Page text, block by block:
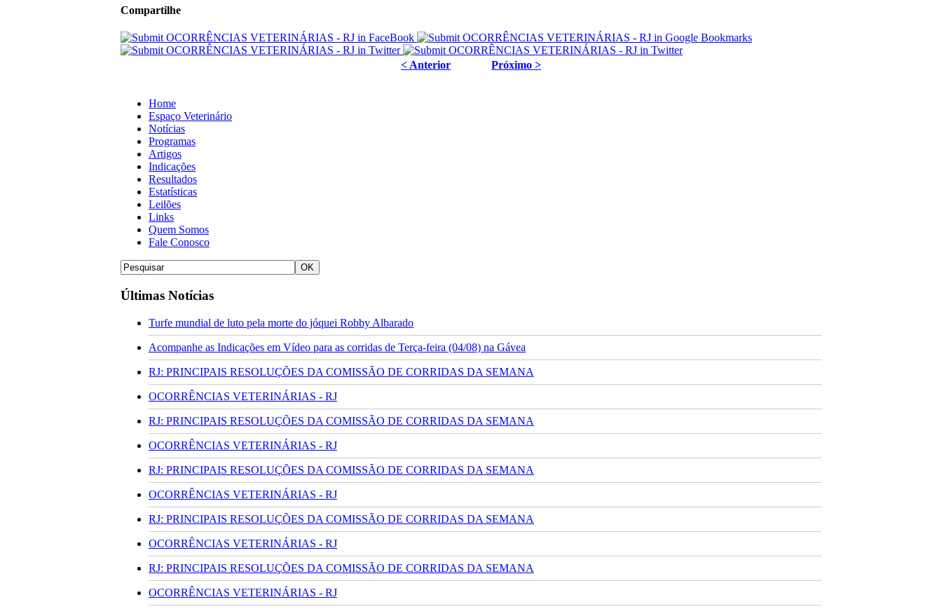
Compartilhe
< Anterior Próximo >
Home
Espaço Veterinário
Notícias
Programas
Artigos
Indicações
Resultados
Estatísticas
Leilões
Links
Quem Somos
Fale Conosco
Últimas Notícias
Turfe mundial de luto pela morte do jóquei Robby Albarado
Acompanhe as Indicações em Vídeo para as corridas de Terça-feira (04/08) na Gávea
RJ: PRINCIPAIS RESOLUÇÕES DA COMISSÃO DE CORRIDAS DA SEMANA
OCORRÊNCIAS VETERINÁRIAS - RJ
RJ: PRINCIPAIS RESOLUÇÕES DA COMISSÃO DE CORRIDAS DA SEMANA
OCORRÊNCIAS VETERINÁRIAS - RJ
RJ: PRINCIPAIS RESOLUÇÕES DA COMISSÃO DE CORRIDAS DA SEMANA
OCORRÊNCIAS VETERINÁRIAS - RJ
RJ: PRINCIPAIS RESOLUÇÕES DA COMISSÃO DE CORRIDAS DA SEMANA
OCORRÊNCIAS VETERINÁRIAS - RJ
RJ: PRINCIPAIS RESOLUÇÕES DA COMISSÃO DE CORRIDAS DA SEMANA
OCORRÊNCIAS VETERINÁRIAS - RJ